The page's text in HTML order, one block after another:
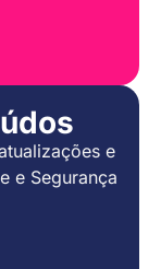
e
e Segurança